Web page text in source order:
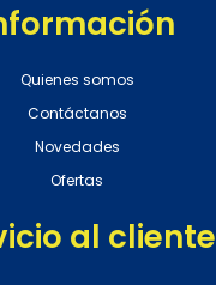
Quienes somos
Contáctanos
Novedades
Ofertas
al cliente